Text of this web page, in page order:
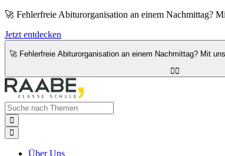
🚀 Fehlerfreie Abiturorganisation an einem Nachmittag?
Jetzt entdecken
🚀 Fehlerfreie Abiturorganisation an einem Nachmittag? Mit



Über Uns